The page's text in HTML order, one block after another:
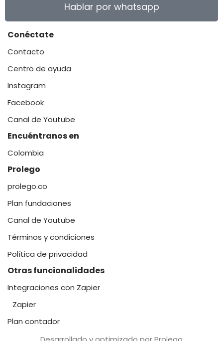
Hablar por whatsapp
Conéctate
Contacto
Centro de ayuda
Instagram
Facebook
Canal de Youtube
Encuéntranos en
Colombia
Prolego
prolego.co
Plan fundaciones
Canal de Youtube
Términos y condiciones
Política de privacidad
Otras funcionalidades
Integraciones con Zapier
Zapier
Plan contador